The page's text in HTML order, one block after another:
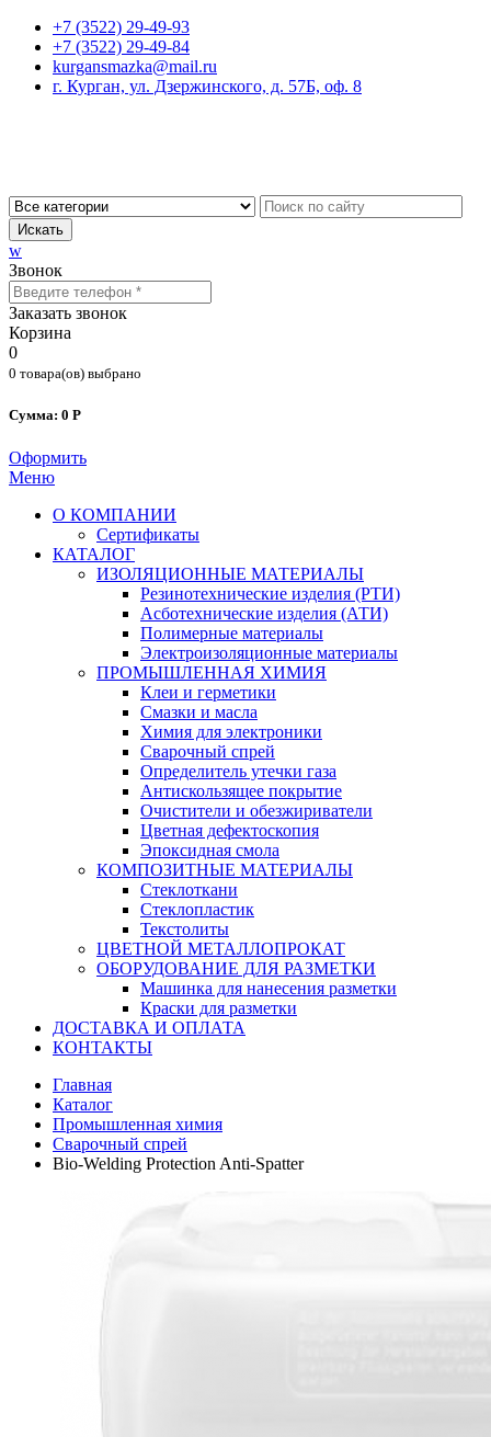
+7 (3522) 29-49-93
+7 (3522) 29-49-84
kurgansmazka@mail.ru
г. Курган, ул. Дзержинского, д. 57Б, оф. 8
Искать
w
Звонок
Заказать звонок
Корзина
0
0 товара(ов) выбрано
Сумма: 0 Р
Оформить
Меню
О КОМПАНИИ
Сертификаты
КАТАЛОГ
ИЗОЛЯЦИОННЫЕ МАТЕРИАЛЫ
Резинотехнические изделия (РТИ)
Асботехнические изделия (АТИ)
Полимерные материалы
Электроизоляционные материалы
ПРОМЫШЛЕННАЯ ХИМИЯ
Клеи и герметики
Смазки и масла
Химия для электроники
Сварочный спрей
Определитель утечки газа
Антискользящее покрытие
Очистители и обезжириватели
Цветная дефектоскопия
Эпоксидная смола
КОМПОЗИТНЫЕ МАТЕРИАЛЫ
Стеклоткани
Стеклопластик
Текстолиты
ЦВЕТНОЙ МЕТАЛЛОПРОКАТ
ОБОРУДОВАНИЕ ДЛЯ РАЗМЕТКИ
Машинка для нанесения разметки
Краски для разметки
ДОСТАВКА И ОПЛАТА
КОНТАКТЫ
Главная
Каталог
Промышленная химия
Сварочный спрей
Bio-Welding Protection Anti-Spatter